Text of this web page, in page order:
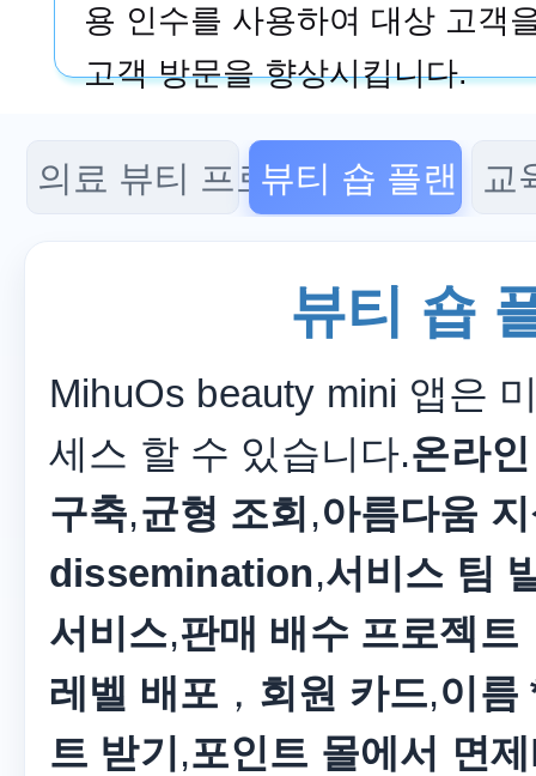
용 인수를 사용하여 대상 고객
고객 방문을 향상시킵니다.
의료 뷰티 프로그램뷰티 숍 플랜 교
뷰티 숍
MihuOs beauty mini 앱은
세스 할 수 있습니다.온라
구축,균형 조회 ,아름다움
dissemination,서비스 팀
서비스,판매 배수 프로젝트
레벨 배포 ， 회원 카드,이름
트 받기 ,포인트 몰에서 면제